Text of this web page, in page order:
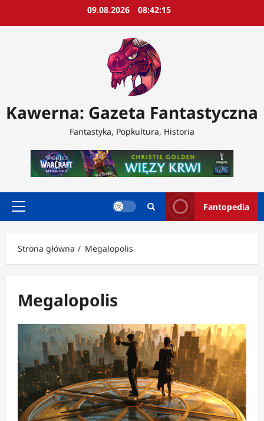
09.08.2026 08:42:16
Kawerna: Gazeta Fantastyczna
Fantastyka, Popkultura, Historia
Menu
Fantopedia
Strona główna Megalopolis
Megalopolis